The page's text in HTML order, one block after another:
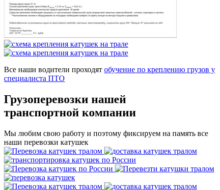
Все наши водители проходят обучение по креплению грузов у
специалиста ПТО
Грузоперевозки нашей
транспортной компании
Мы любим свою работу и поэтому фиксируем на память все
наши перевозки катушек